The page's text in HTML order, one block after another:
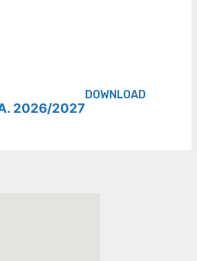
2026/2027
DOWNLOAD